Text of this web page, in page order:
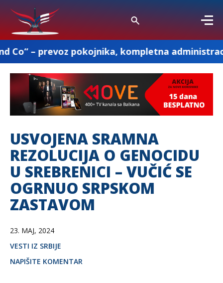
pokojnika, kompletna administracija i ostale
USVOJENA SRAMNA
REZOLUCIJA O GENOCIDU
U SREBRENICI – VUČIĆ SE
OGRNUO SRPSKOM
ZASTAVOM
23. MAJ, 2024
VESTI IZ SRBIJE
NAPIŠITE KOMENTAR